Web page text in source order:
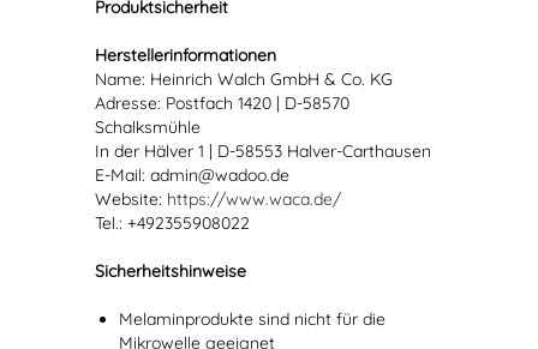
Produktsicherheit
Herstellerinformationen
Name: Heinrich Walch GmbH & Co. KG
Adresse: Postfach 1420 | D-58570
Schalksmühle
In der Hälver 1 | D-58553 Halver-Carthausen
E-Mail: admin@wadoo.de
Website: https://www.waca.de/
Tel.: +492355908022
Sicherheitshinweise
Melaminprodukte sind nicht für die
Mikrowelle geeignet